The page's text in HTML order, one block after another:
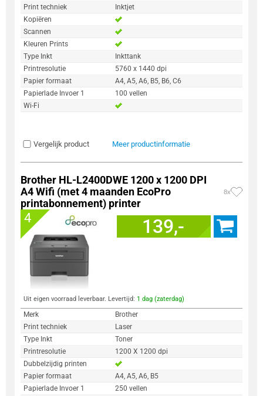
Print techniek
Inktjet
Kopiëren
Scannen
Kleuren Prints
Type Inkt
Inkttank
Printresolutie
5760 x 1440 dpi
Papier formaat
A4, A5, A6, B5, B6, C6
Papierlade Invoer 1
100 vellen
Wi-Fi
Vergelijk product Meer productinformatie
Brother HL-L2400DWE 1200 x 1200 DPI
A4 Wifi (met 4 maanden EcoPro
printabonnement) printer
8x
4 139,-
Uit eigen voorraad leverbaar. Levertijd: 1 dag (zaterdag)
Merk
Brother
Print techniek
Laser
Type Inkt
Toner
Printresolutie
1200 X 1200 dpi
Dubbelzijdig printen
Papier formaat
A4, A5, A6, B5
Papierlade Invoer 1
250 vellen